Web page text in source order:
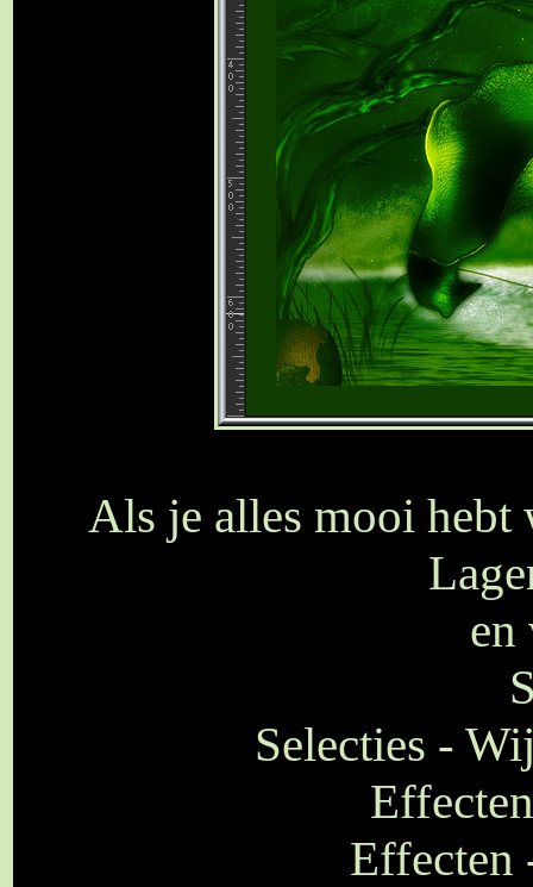
Als je alles mooi hebt
en
Selecties -
Effecten